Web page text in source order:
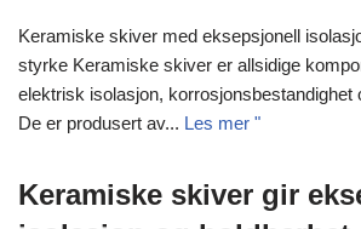
Keramiske skiver med eksepsjonell
styrke Keramiske skiver er allsidige
elektrisk isolasjon, korrosjonsbestandighet
De er produsert av... Les mer "
Keramiske skiver gir